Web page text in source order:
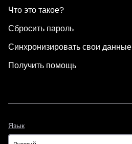
Что это такое?
Сбросить пароль
Синхронизировать свои данные
Получить помощь
Язык